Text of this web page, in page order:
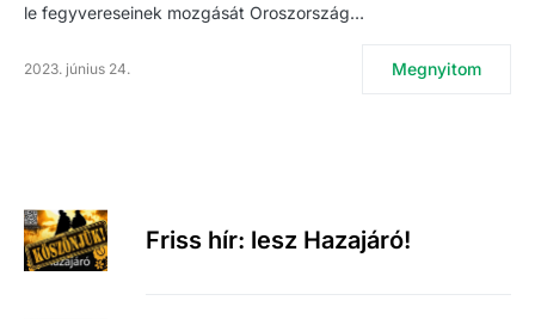
le fegyvereseinek mozgását Oroszország…
2023. június 24. Megnyitom
Friss hír: lesz Hazajáró!